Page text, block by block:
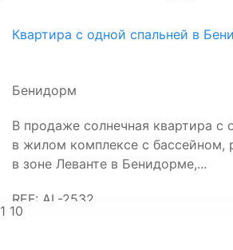
Квартира с одной спальней в
Бенидорм
В продаже солнечная квартира с
в жилом комплексе с бассейном,
в зоне Леванте в Бенидорме,...
REF: AL-2532
1 10